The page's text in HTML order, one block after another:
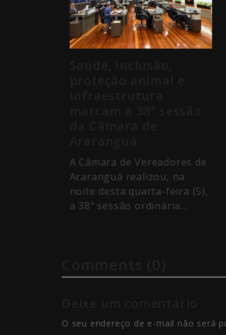
A Câmara de Vereadores de
Araranguá realizou, na
noite desta quarta-feira (5),
a 38ª sessão ordinária…
O seu endereço de e-mail não será